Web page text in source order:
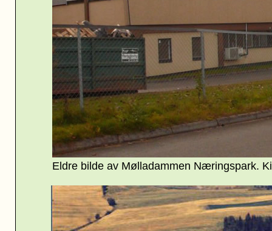
Eldre bilde av Mølladammen Næringspark.